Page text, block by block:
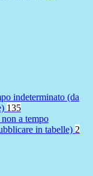
indeterminato (da
135
a tempo
in tabelle) 2